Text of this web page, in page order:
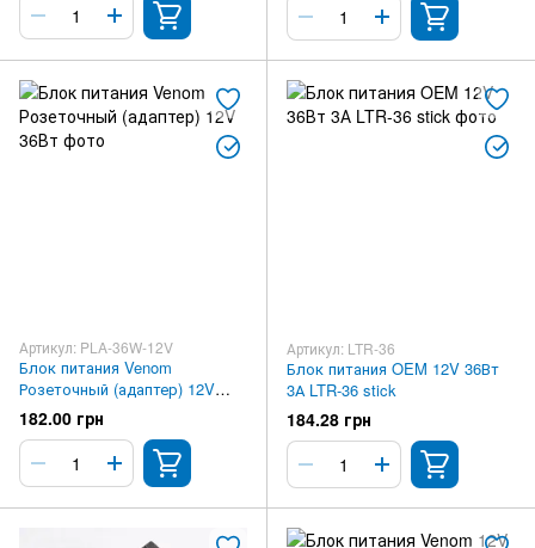
Артикул: PLA-36W-12V
Блок питания Venom
Розеточный (адаптер) 12V
36Вт
182.00 грн
Артикул: LTR-36
Блок питания OEM 12V 36Вт
3А LTR-36 stick
184.28 грн